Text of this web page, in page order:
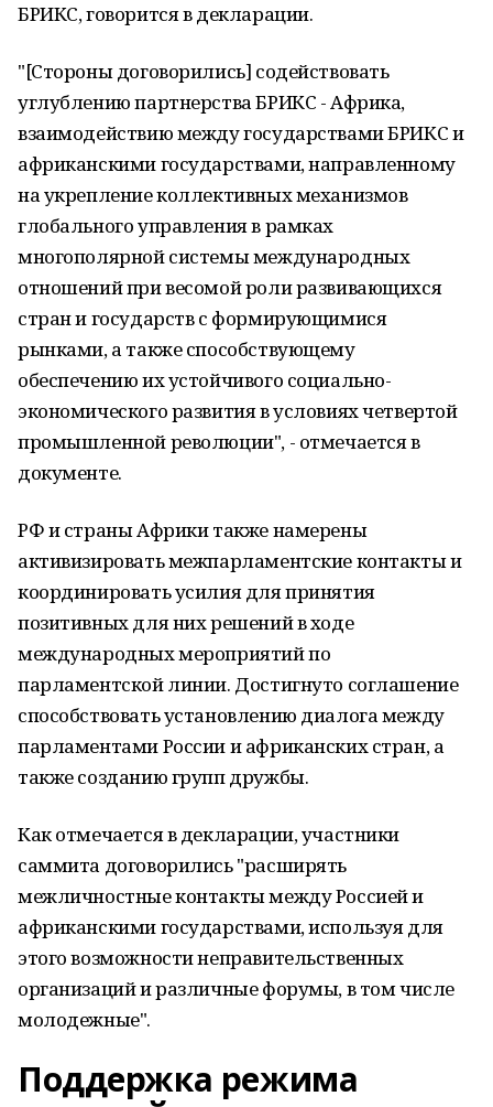
БРИКС, говорится в декларации.
"[Стороны договорились] содействовать
углублению партнерства БРИКС - Африка,
взаимодействию между государствами БРИКС и
африканскими государствами, направленному
на укрепление коллективных механизмов
глобального управления в рамках
многополярной системы международных
отношений при весомой роли развивающихся
стран и государств с формирующимися
рынками, а также способствующему
обеспечению их устойчивого социально-
экономического развития в условиях четвертой
промышленной революции", - отмечается в
документе.
РФ и страны Африки также намерены
активизировать межпарламентские контакты и
координировать усилия для принятия
позитивных для них решений в ходе
международных мероприятий по
парламентской линии. Достигнуто соглашение
способствовать установлению диалога между
парламентами России и африканских стран, а
также созданию групп дружбы.
Как отмечается в декларации, участники
саммита договорились "расширять
межличностные контакты между Россией и
африканскими государствами, используя для
этого возможности неправительственных
организаций и различные форумы, в том числе
молодежные".
Поддержка режима